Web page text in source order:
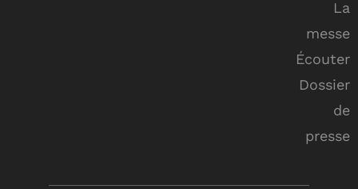
La
messe
Écouter
Dossier
de
presse